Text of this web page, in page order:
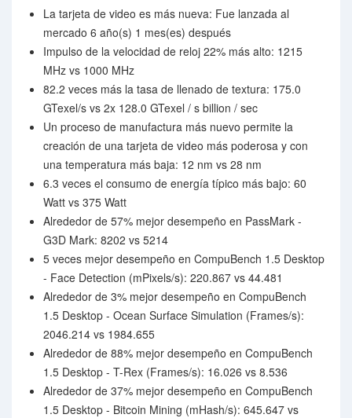
La tarjeta de video es más nueva: Fue lanzada al
mercado 6 año(s) 1 mes(es) después
Impulso de la velocidad de reloj 22% más alto: 1215
MHz vs 1000 MHz
82.2 veces más la tasa de llenado de textura: 175.0
GTexel/s vs 2x 128.0 GTexel / s billion / sec
Un proceso de manufactura más nuevo permite la
creación de una tarjeta de video más poderosa y con
una temperatura más baja: 12 nm vs 28 nm
6.3 veces el consumo de energía típico más bajo: 60
Watt vs 375 Watt
Alrededor de 57% mejor desempeño en PassMark -
G3D Mark: 8202 vs 5214
5 veces mejor desempeño en CompuBench 1.5 Desktop
- Face Detection (mPixels/s): 220.867 vs 44.481
Alrededor de 3% mejor desempeño en CompuBench
1.5 Desktop - Ocean Surface Simulation (Frames/s):
2046.214 vs 1984.655
Alrededor de 88% mejor desempeño en CompuBench
1.5 Desktop - T-Rex (Frames/s): 16.026 vs 8.536
Alrededor de 37% mejor desempeño en CompuBench
1.5 Desktop - Bitcoin Mining (mHash/s): 645.647 vs